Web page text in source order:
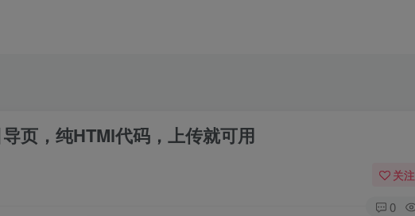
页，纯HTMl代码，上传就可用
关注
0